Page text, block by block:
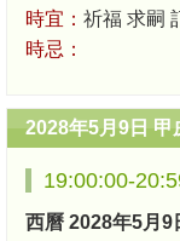
時宜： 祈福 求嗣
時忌：
2028年5月9日 甲
19:00:00-
西曆 2028年5月9